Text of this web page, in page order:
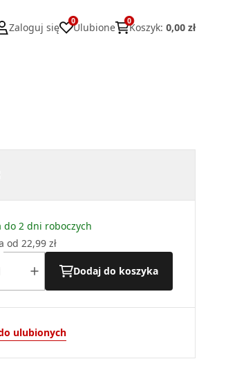
Zaloguj się
0
Ulubione
0
Koszyk: 0,00 zł
do 2 dni roboczych
od 22,99 zł
Dodaj do koszyka
ulubionych